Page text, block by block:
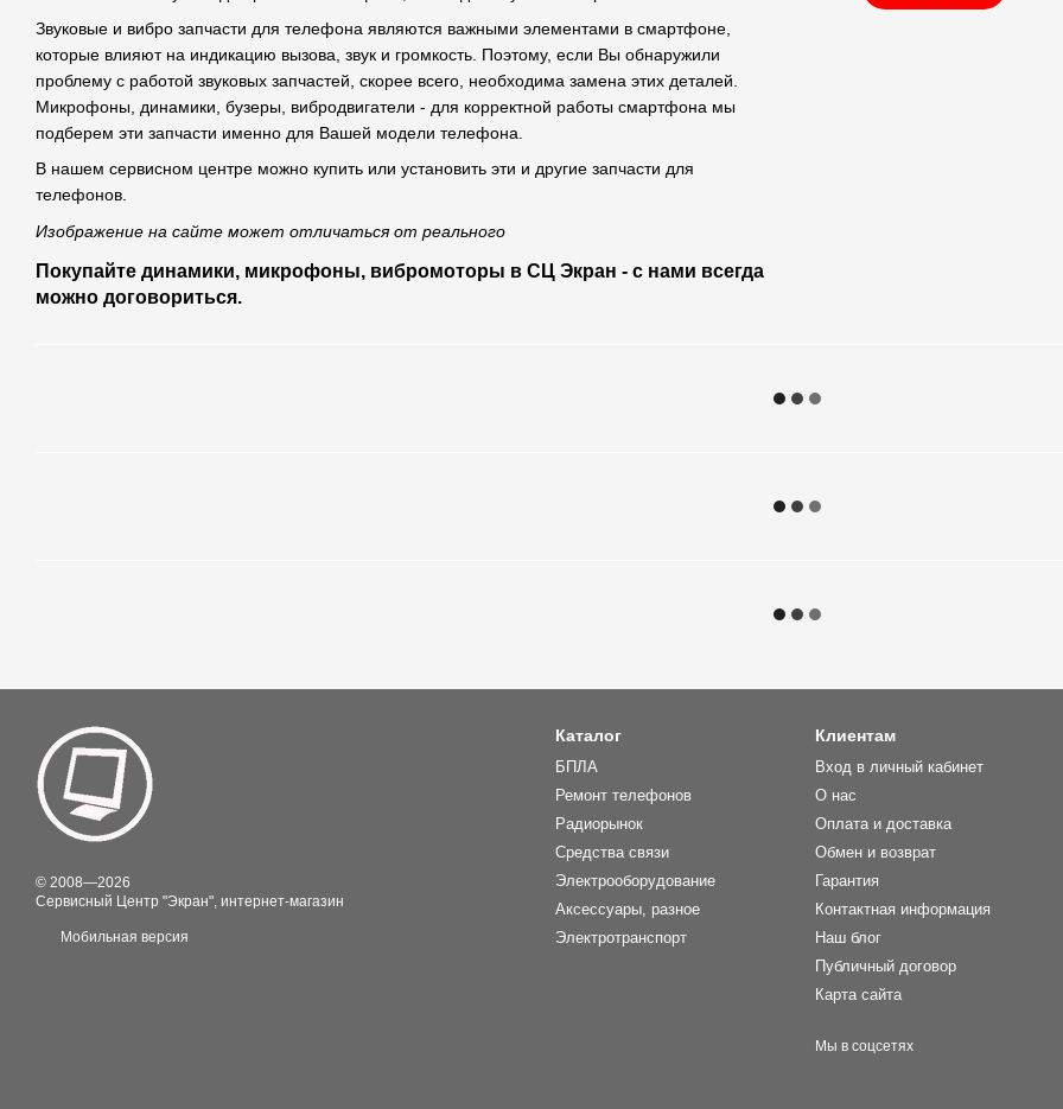
Звуковые и вибро запчасти для телефона являются важными элементами в смартфоне,
которые влияют на индикацию вызова, звук и громкость. Поэтому, если Вы обнаружили
проблему с работой звуковых запчастей, скорее всего, необходима замена этих деталей.
Микрофоны, динамики, бузеры, вибродвигатели - для корректной работы смартфона мы
подберем эти запчасти именно для Вашей модели телефона.
В нашем сервисном центре можно купить или установить эти и другие запчасти для
телефонов.
Изображение на сайте может отличаться от реального
Покупайте динамики, микрофоны, вибромоторы в СЦ Экран - с нами всегда
можно договориться.
© 2008—2026
Сервисный Центр "Экран", интернет-магазин
Мобильная версия
Каталог
БПЛА
Ремонт телефонов
Радиорынок
Средства связи
Электрооборудование
Аксессуары, разное
Электротранспорт
Клиентам
Вход в личный кабинет
О нас
Оплата и доставка
Обмен и возврат
Гарантия
Контактная информация
Наш блог
Публичный договор
Карта сайта
Мы в соцсетях